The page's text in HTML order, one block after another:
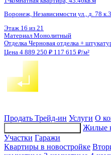
2 кв 2027
1-комнатная квартира,
с. Мирное, Парковая ул.,
Этаж 9 из 9
Материал
Продать Трейд-ин Услуги О
Жилые
Участки Гаражи
Квартиры в новостройке